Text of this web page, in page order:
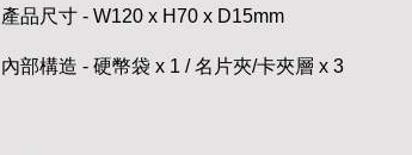
產品尺寸 - W120 x H70 x D15mm
內部構造 - 硬幣袋 x 1 / 名片夾/卡夾層 x 3